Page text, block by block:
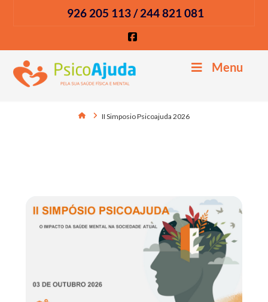
926 205 113 / 244 821 081
Menu
HomeII Simposio Psicoajuda 2026